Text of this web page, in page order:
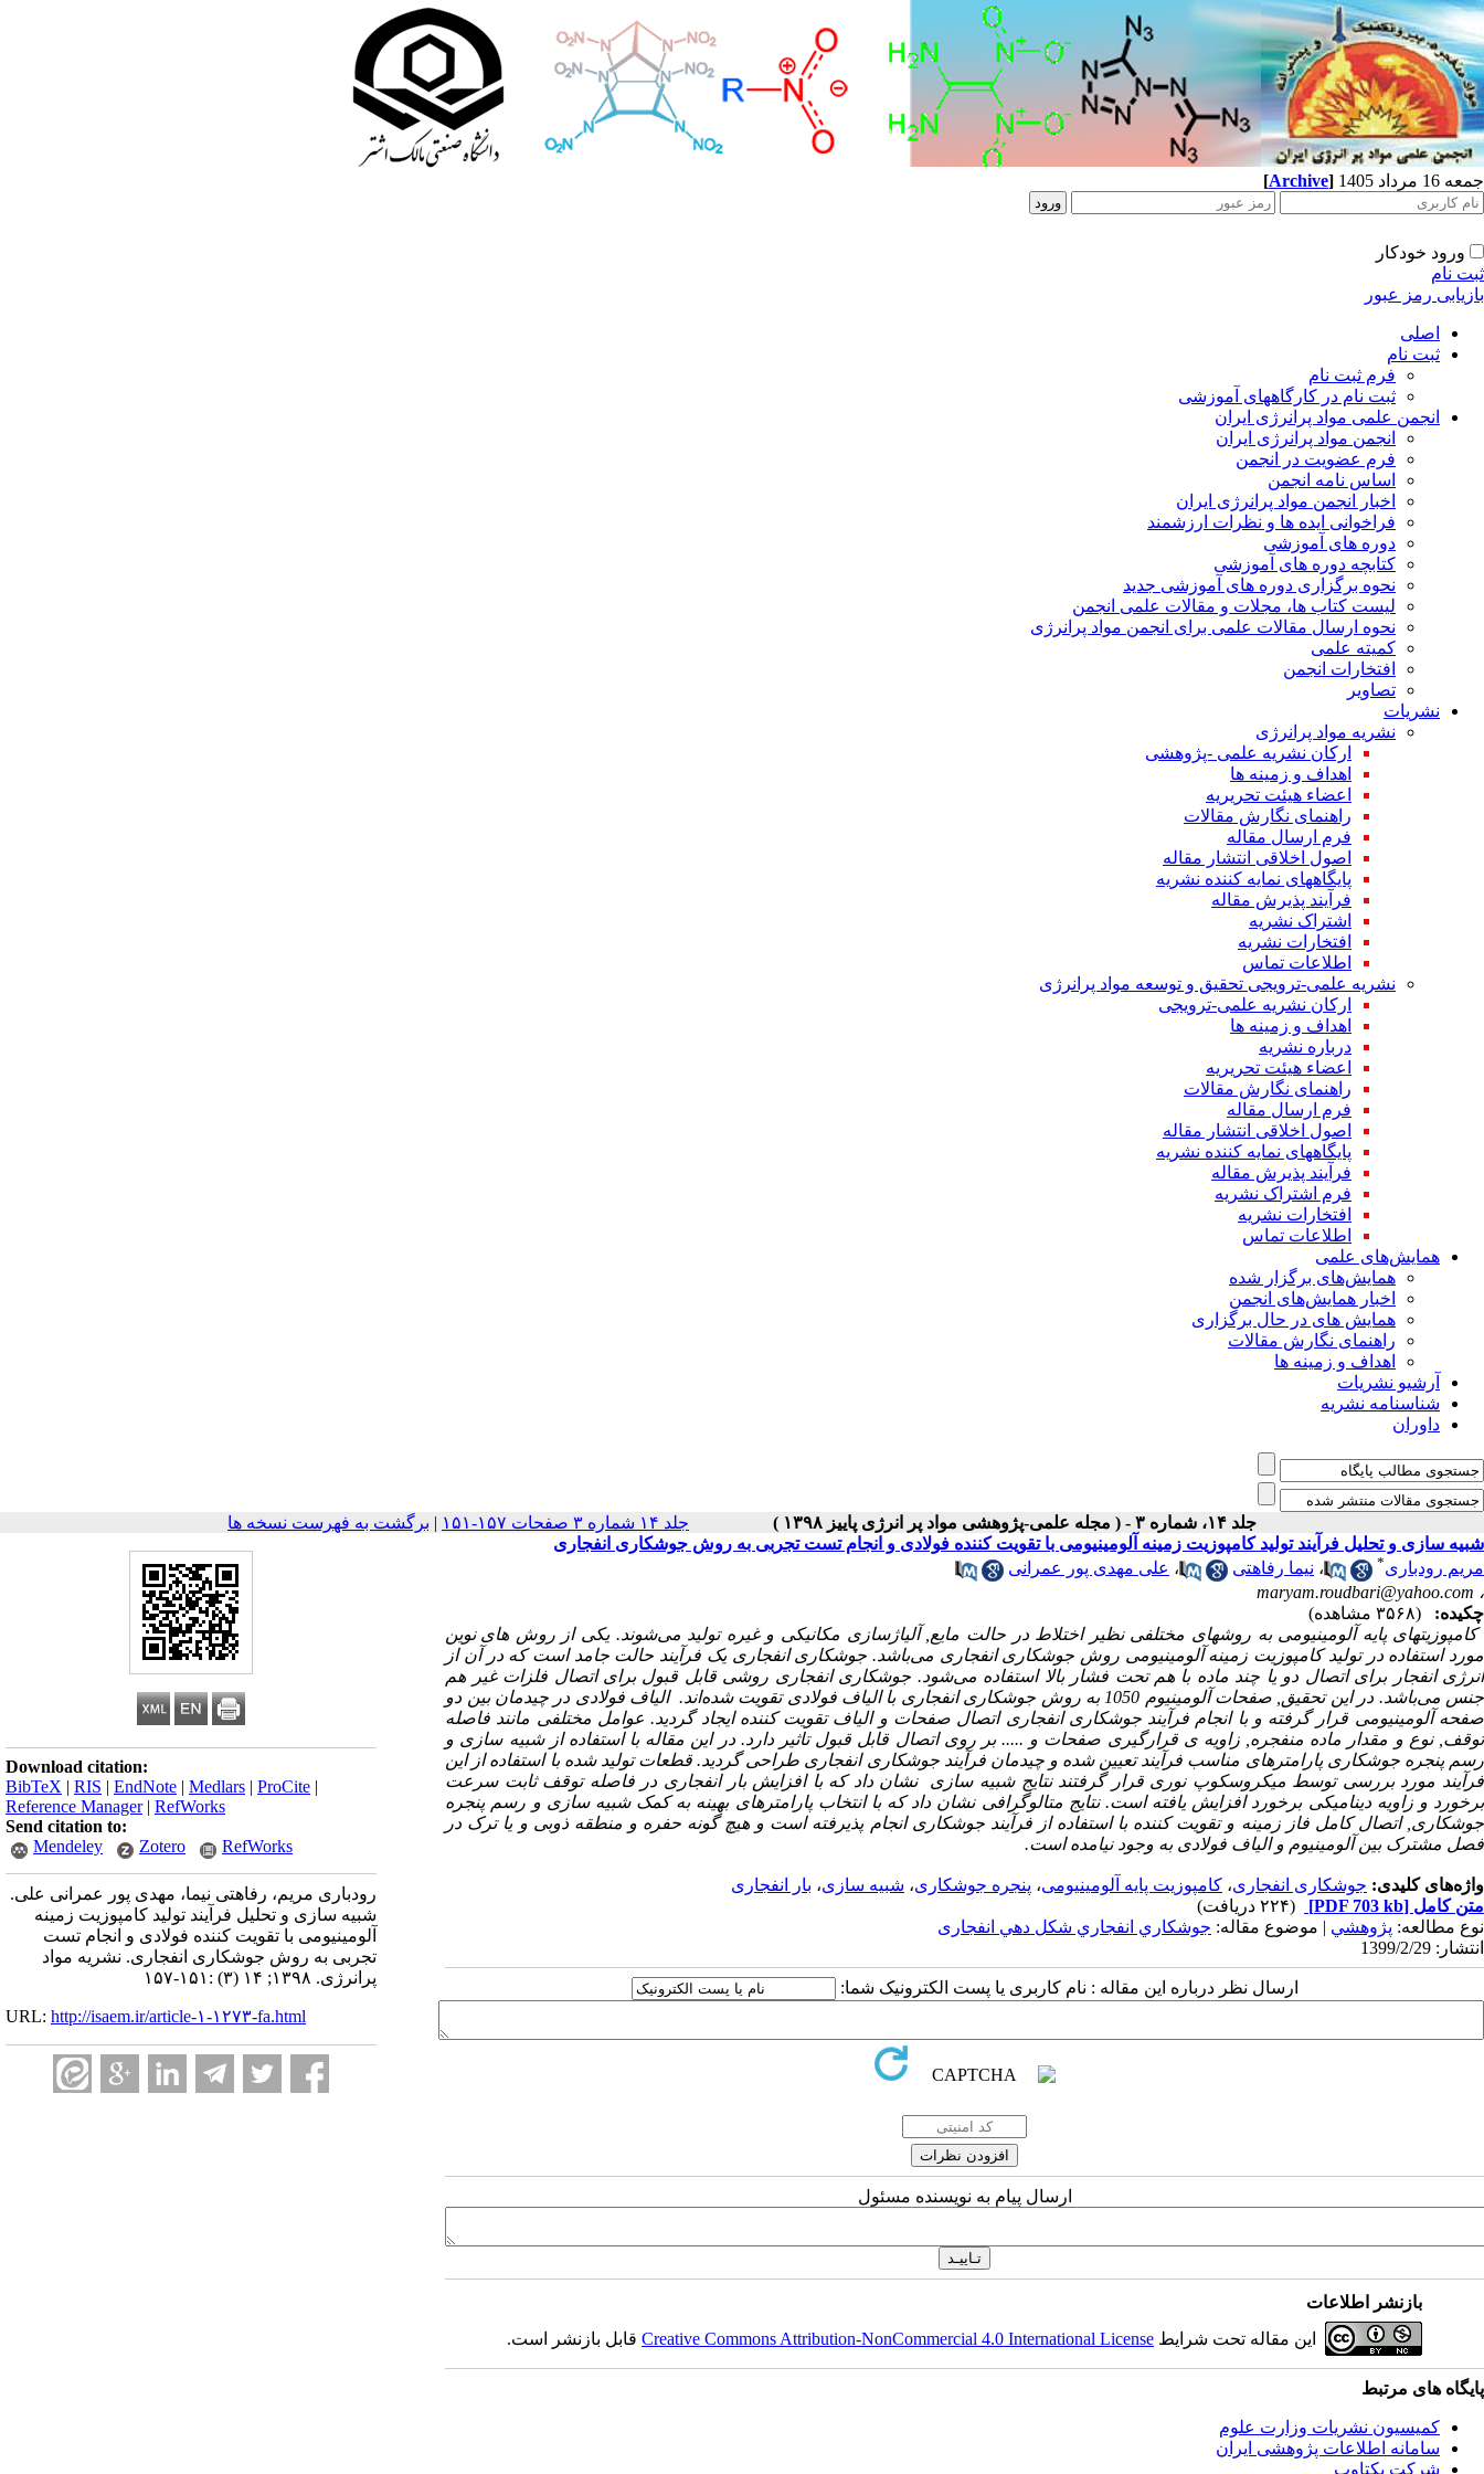
جمعه 16 مرداد 1405 [Archive]
ورود خودکار
ثبت نام
بازیابی رمز عبور
اصلی
ثبت نام
فرم ثبت نام
ثبت نام در کارگاههای آموزشی
انجمن علمی مواد پرانرژی ایران
انجمن مواد پرانرژی ایران
فرم عضویت در انجمن
اساس نامه انجمن
اخبار انجمن مواد پرانرژی ایران
فراخوانی ایده ها و نظرات ارزشمند
دوره های آموزشی
کتابچه دوره های آموزشی
نحوه برگزاری دوره های آموزشی جدید
لیست کتاب ها، مجلات و مقالات علمی انجمن
نحوه ارسال مقالات علمی برای انجمن مواد پرانرژی
کمیته علمی
افتخارات انجمن
تصاویر
نشریات
نشریه مواد پرانرژی
ارکان نشریه علمی -پژوهشی
اهداف و زمینه ها
اعضاء هیئت تحریریه
راهنمای نگارش مقالات
فرم ارسال مقاله
اصول اخلاقی انتشار مقاله
پایگاههای نمایه کننده نشریه
فرآیند پذیرش مقاله
اشتراک نشریه
افتخارات نشریه
اطلاعات تماس
نشریه علمی-ترویجی تحقیق و توسعه مواد پرانرژی
ارکان نشریه علمی-ترویجی
اهداف و زمینه ها
درباره نشریه
اعضاء هیئت تحریریه
راهنمای نگارش مقالات
فرم ارسال مقاله
اصول اخلاقی انتشار مقاله
پایگاههای نمایه کننده نشریه
فرآیند پذیرش مقاله
فرم اشتراک نشریه
افتخارات نشریه
اطلاعات تماس
همایش‌های علمی
همایش‌های برگزار شده
اخبار همایش‌های انجمن
همایش های در حال برگزاری
راهنمای نگارش مقالات
اهداف و زمینه ها
آرشیو نشریات
شناسنامه نشریه
داوران
جلد ۱۴، شماره ۳ - ( مجله علمی-پژوهشی مواد پر انرژی پاییز ۱۳۹۸ ) جلد ۱۴ شماره ۳ صفحات ۱۵۷-۱۵۱ | برگشت به فهرست نسخه ها
Download citation:
BibTeX | RIS | EndNote | Medlars | ProCite |
Reference Manager| RefWorks
Send citation to:
Mendeley
Zotero RefWorks
رودباری مریم، رفاهتی نیما، مهدی پور عمرانی علی.
شبیه سازی و تحلیل فرآیند تولید کامپوزیت زمینه
آلومینیومی با تقویت کننده فولادی و انجام تست
تجربی به روش جوشکاری انفجاری. نشریه مواد
پرانرژی. ۱۳۹۸; ۱۴ (۳) :۱۵۱-۱۵۷
URL: http://isaem.ir/article-۱-۱۲۷۳-fa.html
شبیه سازی و تحلیل فرآیند تولید کامپوزیت زمینه آلومینیومی با تقویت کننده فولادی و انجام تست تجربی به روش جوشکاری انفجاری
مریم رودباری* ، نیما رفاهتی ، علی مهدی پور عمرانی
، maryam.roudbari@yahoo.com
چکیده:
(۳۵۶۸ مشاهده)
کامپوزیتهای پایه آلومینیومی به روشهای مختلفی نظیر اختلاط در حالت مایع, آلیاژسازی مکانیکی و غیره تولید می‌‌شوند. یکی از روش های نوین
مورد استفاده در تولید کامپوزیت زمینه آلومینیومی روش جوشکاری انفجاری می‌باشد. جوشکاری انفجاری یک فرآیند حالت جامد است که در آن از
انرژی انفجار برای اتصال دو یا چند ماده با هم تحت فشار بالا استفاده می‌شود. جوشکاری انفجاری روشی قابل قبول برای اتصال فلزات غیر هم
جنس می‌باشد. در این تحقیق, صفحات آلومینیوم 1050 به روش جوشکاری انفجاری با الیاف فولادی تقویت شده‌اند. الیاف فولادی در چیدمان بین دو
صفحه آلومینیومی قرار گرفته و با انجام فرآیند جوشکاری انفجاری اتصال صفحات و الیاف تقویت کننده ایجاد گردید. عوامل مختلفی مانند فاصله
توقف, نوع و مقدار ماده منفجره, زاویه ی قرارگیری صفحات و ..... بر روی اتصال قابل قبول تاثیر دارد. در این مقاله با استفاده از شبیه سازی و
رسم پنجره جوشکاری پارامترهای مناسب فرآیند تعیین شده و چیدمان فرآیند جوشکاری انفجاری طراحی گردید. قطعات تولید شده با استفاده از این
فرآیند مورد بررسی توسط میکروسکوپ نوری قرار گرفتند نتایج شبیه سازی نشان داد که با افزایش بار انفجاری در فاصله توقف ثابت سرعت
برخورد و زاویه دینامیکی برخورد افزایش یافته است. نتایج متالوگرافی نشان داد که با انتخاب پارامترهای بهینه به کمک شبیه سازی و رسم پنجره
جوشکاری, اتصال کامل فاز زمینه و تقویت کننده با استفاده از فرآیند جوشکاری انجام پذیرفته است و هیچ گونه حفره و منطقه ذوبی و یا ترک در
فصل مشترک بین آلومینیوم و الیاف فولادی به وجود نیامده است.
واژه‌های کلیدی: جوشکاری انفجاری، کامپوزیت پایه آلومینیومی، پنجره جوشکاری، شبیه سازی، بار انفجاری
متن کامل [PDF 703 kb]
(۲۲۴ دریافت)
نوع مطالعه: پژوهشي | موضوع مقاله: جوشکاري انفجاري شکل دهي انفجاری
انتشار: 1399/2/29
ارسال نظر درباره این مقاله : نام کاربری یا پست الکترونیک شما:
ارسال پیام به نویسنده مسئول
بازنشر اطلاعات
این مقاله تحت شرایط Creative Commons Attribution-NonCommercial 4.0 International Licenseقابل بازنشر است.
پایگاه های مرتبط
کمیسیون نشریات وزارت علوم
سامانه اطلاعات پژوهشی ایران
شرکت یکتاوب